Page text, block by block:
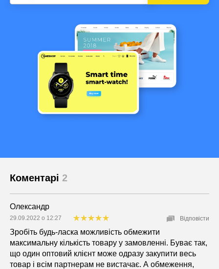
Коментарі 2
Олександр
29.09.2022 о 12:27
Зробіть будь-ласка можливість обмежити
максимальну кількість товару у замовленні. Буває так,
що один оптовий клієнт може одразу закупити весь
товар і всім партнерам не вистачає. А обмеження,
Відповісти